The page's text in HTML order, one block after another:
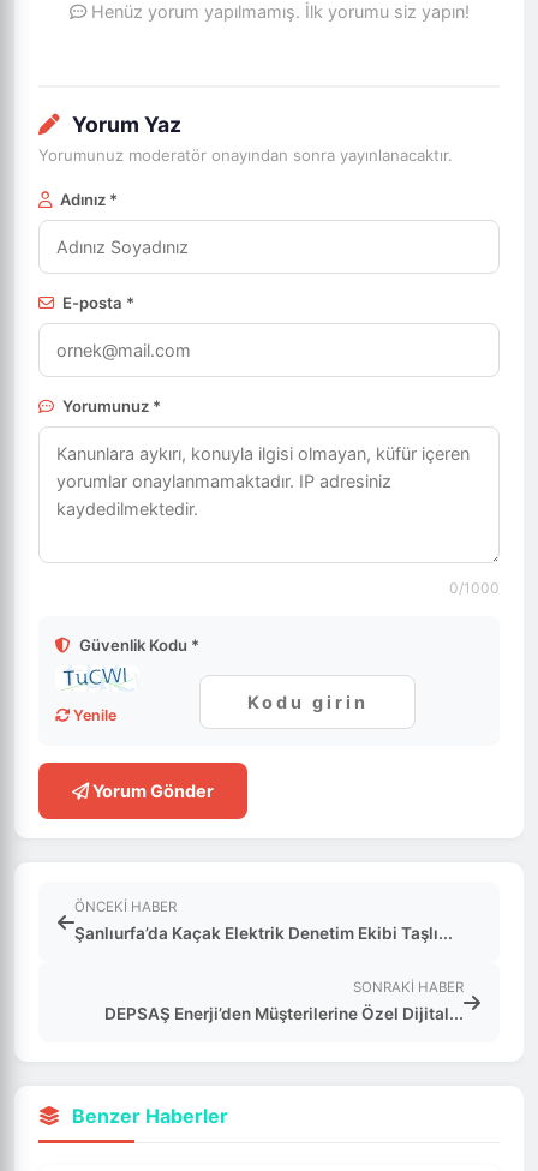
Henüz yorum yapılmamış. İlk yorumu siz yapın!
Yorum Yaz
Yorumunuz moderatör onayından sonra yayınlanacaktır.
Adınız *
E-posta *
Yorumunuz *
0/1000
Güvenlik Kodu *
Yenile
Yorum Gönder
ÖNCEKI HABER
Şanlıurfa’da Kaçak Elektrik Denetim Ekibi Taşlı...
SONRAKI HABER
DEPSAŞ Enerji’den Müşterilerine Özel Dijital...
Benzer Haberler